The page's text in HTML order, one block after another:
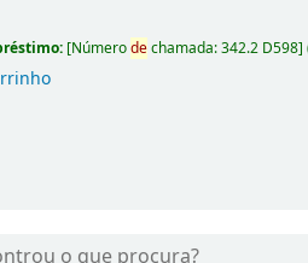
[Númerodechamada:342.2 D598]